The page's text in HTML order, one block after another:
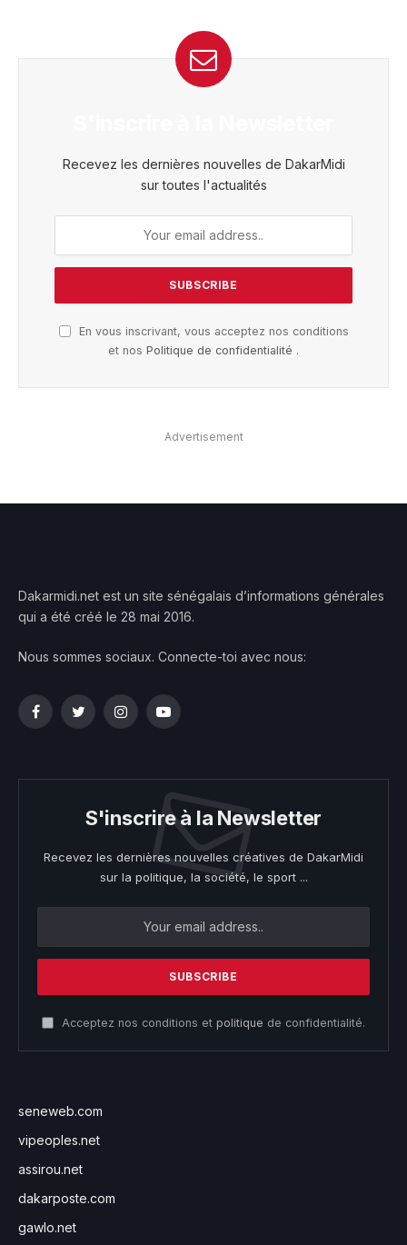
Recevez les dernières nouvelles de DakarMidi
sur toutes l'actualités
En vous inscrivant, vous acceptez nos conditions
et nos Politique de confidentialité .
Advertisement
Dakarmidi.net est un site sénégalais d’informations générales
qui a été créé le 28 mai 2016.
Nous sommes sociaux. Connecte-toi avec nous:
FacebookTwitterInstagramYouTube
S'inscrire à la Newsletter
Recevez les dernières nouvelles créatives de DakarMidi
sur la politique, la société, le sport ...
Acceptez nos conditions et politique de confidentialité.
seneweb.com
vipeoples.net
assirou.net
dakarposte.com
gawlo.net